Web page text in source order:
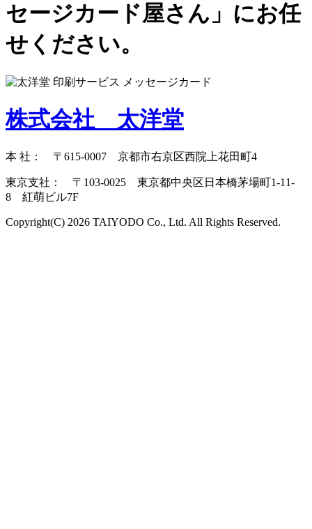
セージカード屋さん」にお任
せください。
株式会社 太洋堂
本 社： 〒615-0007 京都市右京区西院上花田町4
東京支社： 〒103-0025 東京都中央区日本橋茅場町1-11-
8 紅萌ビル7F
Copyright(C) 2026 TAIYODO Co., Ltd. All Rights Reserved.